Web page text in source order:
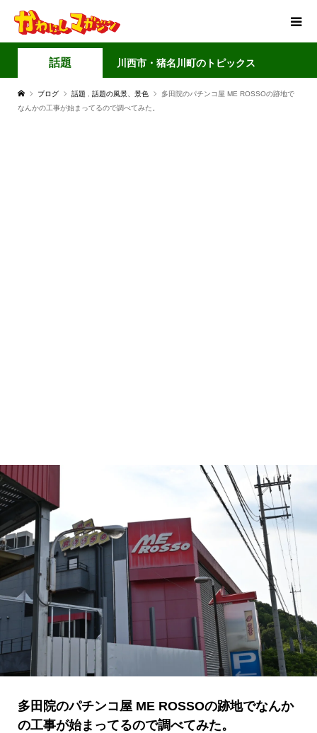
話題 川西市・猪名川町のトピックス
ブログ 話題 話題の風景、景色
多田院のパチンコ屋 ME ROSSOの跡地で
なんかの工事が始まってるので調べてみた。
多田院のパチンコ屋 ME ROSSOの跡地でなんか
の工事が始まってるので調べてみた。